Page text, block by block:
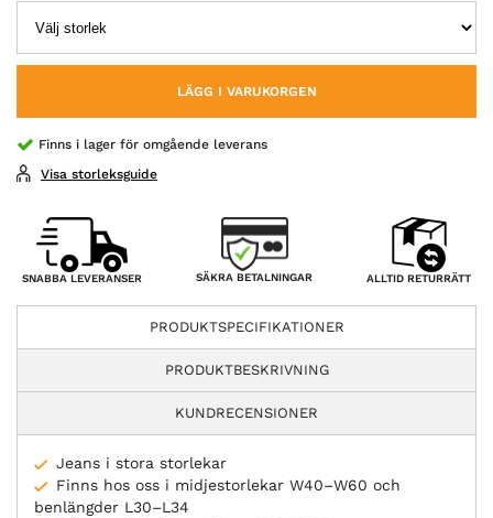
LÄGG I VARUKORGEN
Finns i lager för omgående leverans
Visa storleksguide
SNABBA LEVERANSER SÄKRA BETALNINGAR ALLTID RETURRÄTT
PRODUKTSPECIFIKATIONER
PRODUKTBESKRIVNING
KUNDRECENSIONER
Jeans i stora storlekar
Finns hos oss i midjestorlekar W40–W60 och
benlängder L30–L34